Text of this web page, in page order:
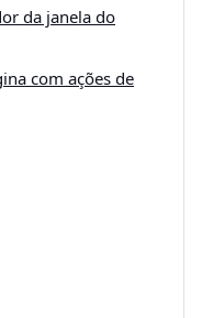
da janela do
com ações de